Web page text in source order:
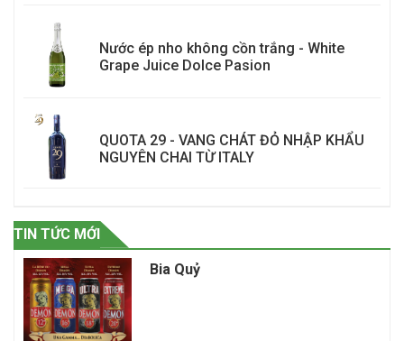
Nước ép nho không cồn trắng - White
Grape Juice Dolce Pasion
QUOTA 29 - VANG CHÁT ĐỎ NHẬP KHẨU
NGUYÊN CHAI TỪ ITALY
TIN TỨC MỚI
Bia Quỷ